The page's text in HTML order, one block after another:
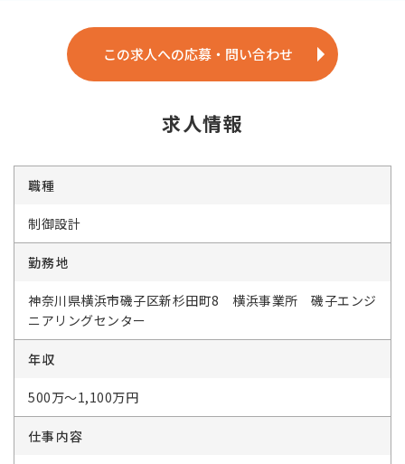
この求人への応募・問い合わせ
求人情報
職種
制御設計
勤務地
神奈川県横浜市磯子区新杉田町8 横浜事業所 磯子エンジ
ニアリングセンター
年収
500万～1,100万円
仕事内容